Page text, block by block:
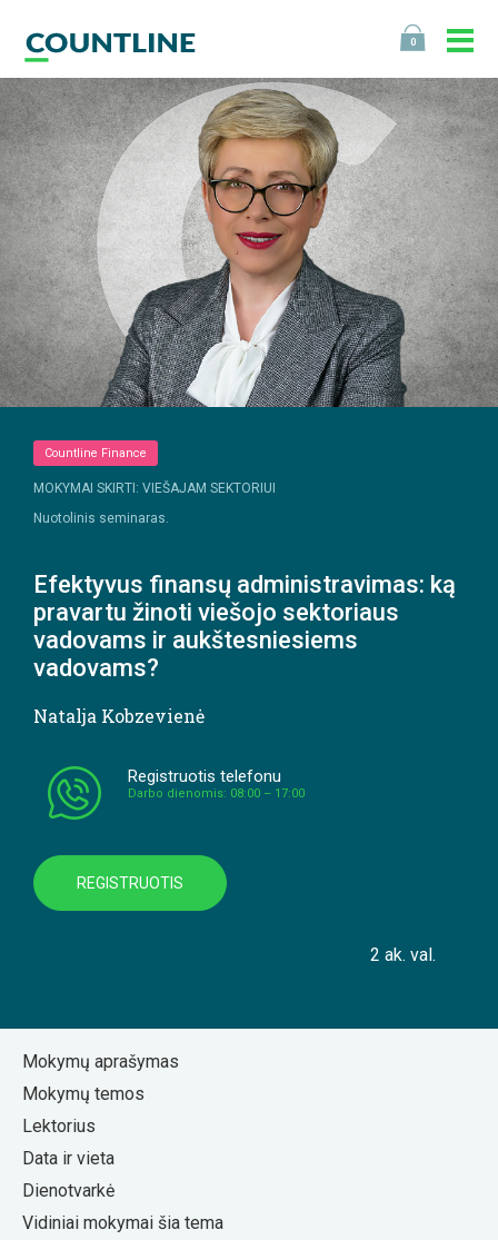
0
Countline Finance
MOKYMAI SKIRTI: VIEŠAJAM SEKTORIUI
Nuotolinis seminaras.
Efektyvus finansų administravimas: ką
pravartu žinoti viešojo sektoriaus
vadovams ir aukštesniesiems
vadovams?
Natalja Kobzevienė
Registruotis telefonu
Darbo dienomis: 08:00 – 17:00
REGISTRUOTIS
2 ak. val.
Mokymų aprašymas
Mokymų temos
Lektorius
Data ir vieta
Dienotvarkė
Vidiniai mokymai šia tema